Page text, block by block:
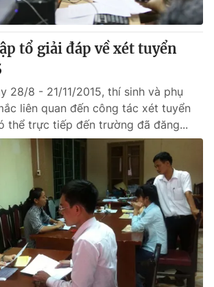
tổ giải đáp về xét tuyển
28/8 - 21/11/2015, thí sinh và phụ
liên quan đến công tác xét tuyển
thể trực tiếp đến trường đã đăng...